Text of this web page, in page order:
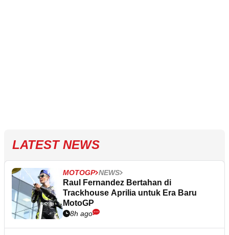
LATEST NEWS
MOTOGP NEWS
Raul Fernandez Bertahan di
Trackhouse Aprilia untuk Era Baru
MotoGP
8h ago